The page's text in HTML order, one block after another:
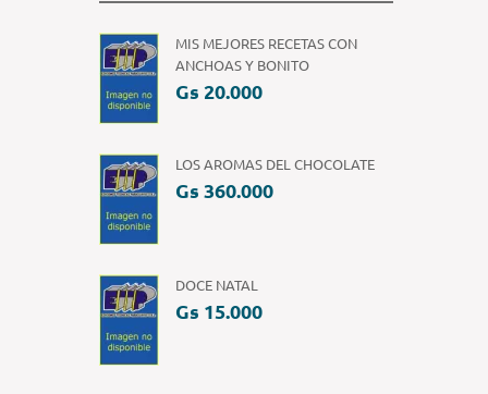
MIS MEJORES RECETAS CON
ANCHOAS Y BONITO
Gs 20.000
LOS AROMAS DEL CHOCOLATE
Gs 360.000
DOCE NATAL
Gs 15.000